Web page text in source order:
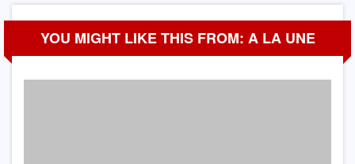
YOU MIGHT LIKE THIS FROM: A LA UNE